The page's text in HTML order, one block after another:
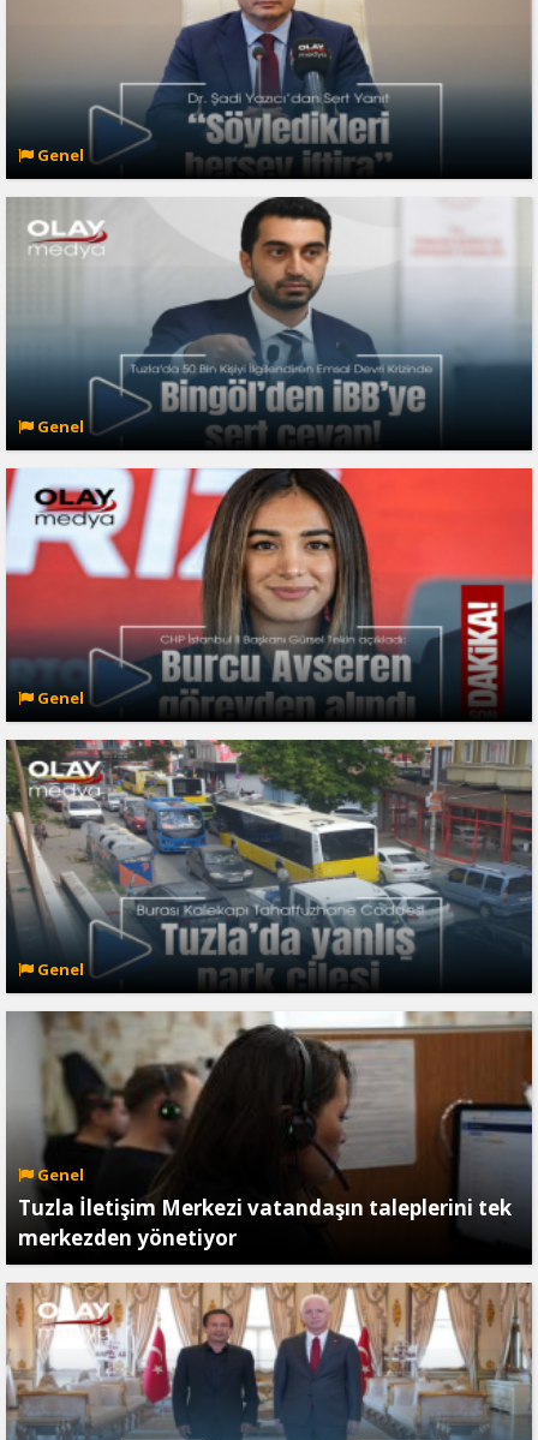
Genel
Genel
Genel
Genel
Genel
Tuzla İletişim Merkezi vatandaşın taleplerini tek
merkezden yönetiyor